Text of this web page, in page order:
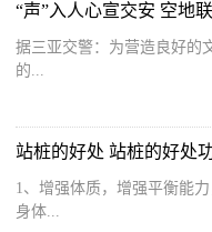
据三亚交警：为营造良好的
的...
站桩的好处 站桩的好处
1、增强体质，增强平衡能
身体...